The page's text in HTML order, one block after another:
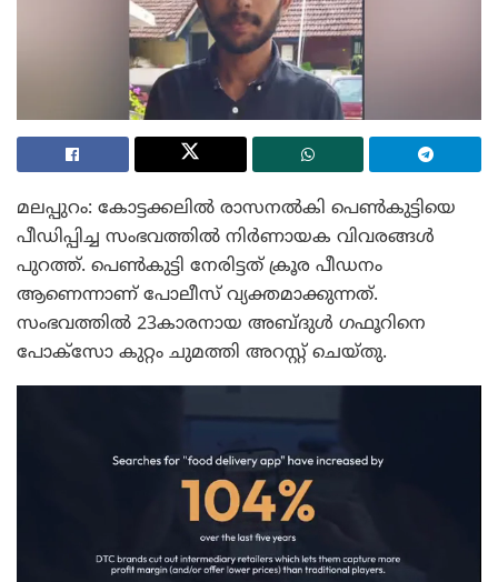
മലപ്പുറം: കോട്ടക്കലിൽ രാസനൽകി പെൺകുട്ടിയെ
പീഡിപ്പിച്ച സംഭവത്തിൽ നിർണായക വിവരങ്ങൾ
പുറത്ത്. പെൺകുട്ടി നേരിട്ടത് ക്രൂര പീഡനം
ആണെന്നാണ് പോലീസ് വ്യക്തമാക്കുന്നത്.
സംഭവത്തിൽ 23കാരനായ അബ്ദുൾ ഗഫൂറിനെ
പോക്‌സോ കുറ്റം ചുമത്തി അറസ്റ്റ് ചെയ്തു.